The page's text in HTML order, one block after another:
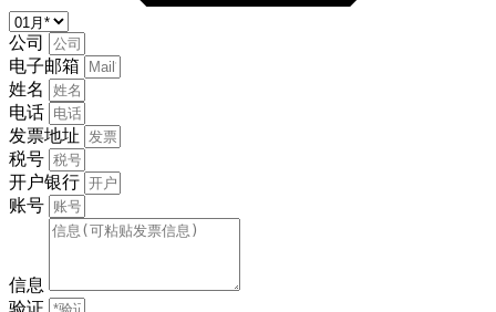
公司
电子邮箱
姓名
电话
发票地址
税号
开户银行
账号
信息
验证